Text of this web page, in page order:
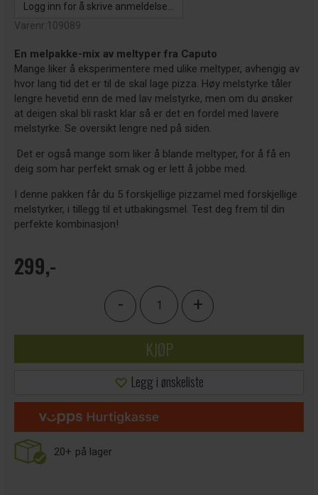
Logg inn for å skrive anmeldelse...
Varenr:109089
En melpakke-mix av meltyper fra Caputo
Mange liker å eksperimentere med ulike meltyper, avhengig av
hvor lang tid det er til de skal lage pizza. Høy melstyrke tåler
lengre hevetid enn de med lav melstyrke, men om du ønsker
at deigen skal bli raskt klar så er det en fordel med lavere
melstyrke. Se oversikt lengre ned på siden.
Det er også mange som liker å blande meltyper, for å få en
deig som har perfekt smak og er lett å jobbe med.
I denne pakken får du 5 forskjellige pizzamel med forskjellige
melstyrker, i tillegg til et utbakingsmel. Test deg frem til din
perfekte kombinasjon!
299,-
- +
KJØP
Legg i ønskeliste
20+ på lager